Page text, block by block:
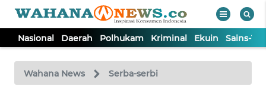
Nasional Daerah Polhukam Kriminal Ekuin Sains-
Wahana News Serba-serbi
TV
Tutup